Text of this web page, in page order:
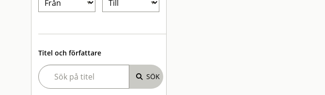
Titel och författare